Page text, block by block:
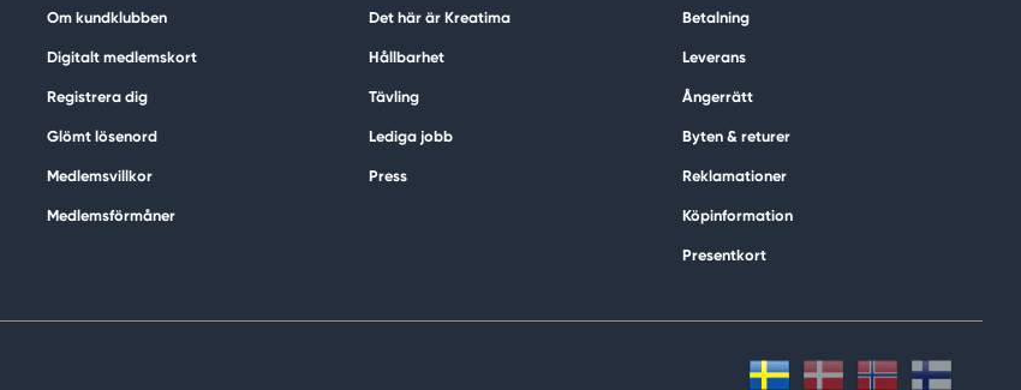
Om kundklubben
Digitalt medlemskort
Registrera dig
Glömt lösenord
Medlemsvillkor
Medlemsförmåner
Det här är Kreatima
Hållbarhet
Tävling
Lediga jobb
Press
Betalning
Leverans
Ångerrätt
Byten & returer
Reklamationer
Köpinformation
Presentkort